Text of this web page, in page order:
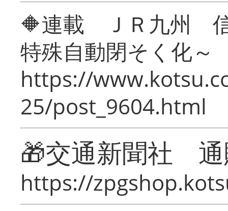
🔶連載 ＪＲ九州 信
特殊自動閉そく化～
https://
25/post_9604.html
🎁交通新聞社
https://